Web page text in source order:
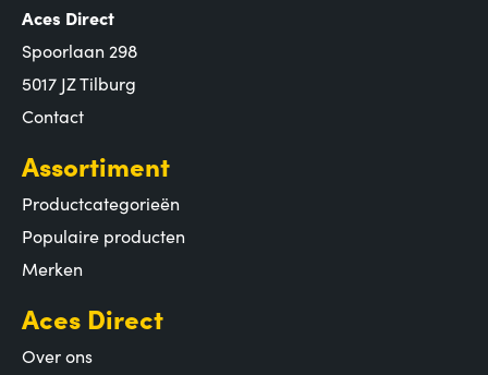
Aces Direct
Spoorlaan 298
5017 JZ Tilburg
Contact
Assortiment
Productcategorieën
Populaire producten
Merken
Aces Direct
Over ons